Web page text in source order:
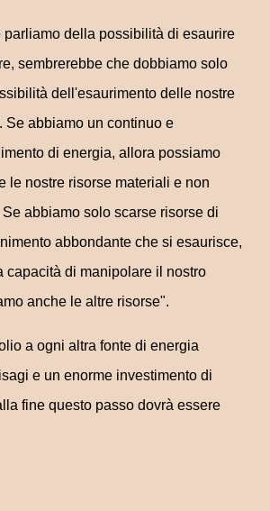
parliamo della possibilità di esaurire
sembrerebbe che dobbiamo solo
dell'esaurimento delle nostre
Se abbiamo un continuo e
di energia, allora possiamo
le nostre risorse materiali e non
abbiamo solo scarse risorse di
abbondante che si esaurisce,
capacità di manipolare il nostro
anche le altre risorse".
a ogni altra fonte di energia
e un enorme investimento di
fine questo passo dovrà essere